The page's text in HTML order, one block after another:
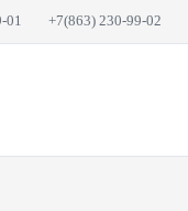
01 +7(863) 230-99-02